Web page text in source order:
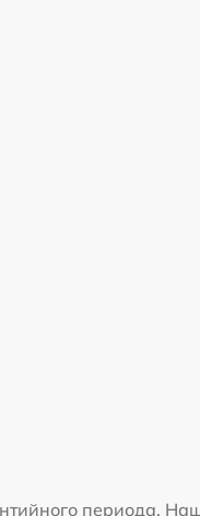
периода.